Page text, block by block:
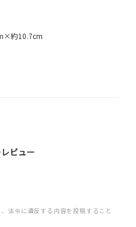
約10.7cm
ビュー
法令に違反する内容を投稿すること